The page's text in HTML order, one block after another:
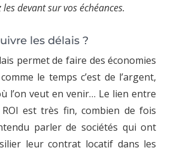
devant sur vos échéances.
les délais ?
permet de faire des économies
le temps c’est de l’argent,
l’on veut en venir… Le lien entre
est très fin, combien de fois
parler de sociétés qui ont
leur contrat locatif dans les